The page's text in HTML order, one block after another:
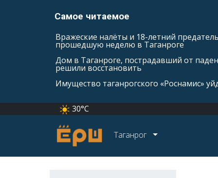
Самое читаемое
Вражеские налёты и 18-летний
прошедшую неделю в Таганроге
Дом в Таганроге, пострадавший от
решили восстановить
Имущество таганрогского «Роснамис»
30°C
Таганрог